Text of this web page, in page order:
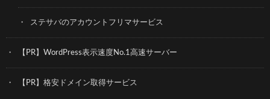
ステサバのアカウントフリマサービス
【PR】WordPress表示速度No.1高速サーバー
【PR】格安ドメイン取得サービス